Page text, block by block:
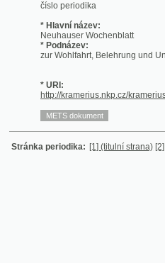
* Hlavní název:
Neuhauser Wochenblatt
* Podnázev:
zur Wohlfahrt, Belehrung und
* URI:
Stránka periodika: [1] (titulní strana)